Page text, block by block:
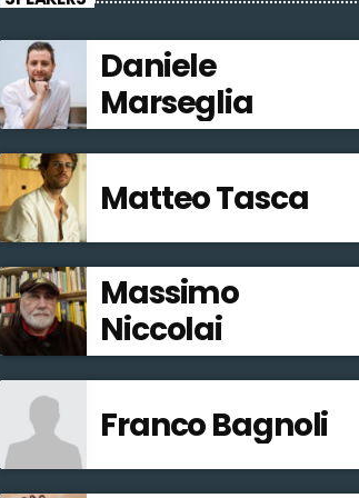
Daniele
Marseglia
Matteo Tasca
Massimo
Niccolai
Franco Bagnoli